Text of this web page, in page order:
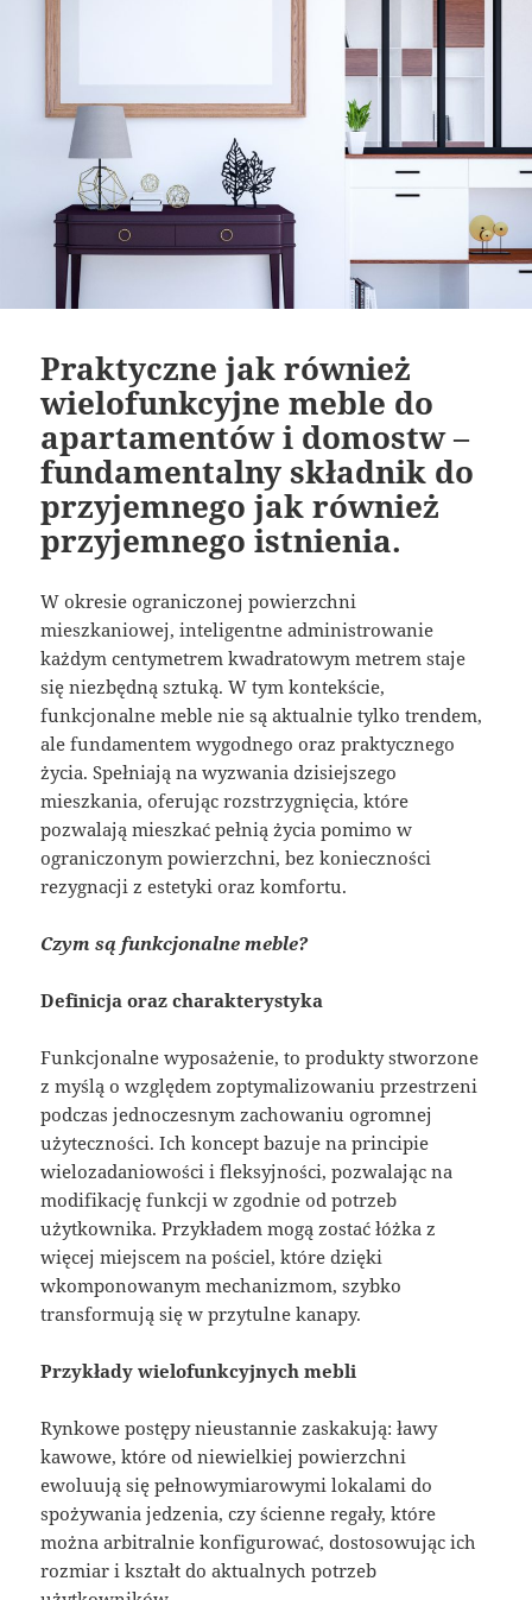
Praktyczne jak również
wielofunkcyjne meble do
apartamentów i domostw –
fundamentalny składnik do
przyjemnego jak również
przyjemnego istnienia.
W okresie ograniczonej powierzchni
mieszkaniowej, inteligentne administrowanie
każdym centymetrem kwadratowym metrem staje
się niezbędną sztuką. W tym kontekście,
funkcjonalne meble nie są aktualnie tylko trendem,
ale fundamentem wygodnego oraz praktycznego
życia. Spełniają na wyzwania dzisiejszego
mieszkania, oferując rozstrzygnięcia, które
pozwalają mieszkać pełnią życia pomimo w
ograniczonym powierzchni, bez konieczności
rezygnacji z estetyki oraz komfortu.
Czym są funkcjonalne meble?
Definicja oraz charakterystyka
Funkcjonalne wyposażenie, to produkty stworzone
z myślą o względem zoptymalizowaniu przestrzeni
podczas jednoczesnym zachowaniu ogromnej
użyteczności. Ich koncept bazuje na principie
wielozadaniowości i fleksyjności, pozwalając na
modifikację funkcji w zgodnie od potrzeb
użytkownika. Przykładem mogą zostać łóżka z
więcej miejscem na pościel, które dzięki
wkomponowanym mechanizmom, szybko
transformują się w przytulne kanapy.
Przykłady wielofunkcyjnych mebli
Rynkowe postępy nieustannie zaskakują: ławy
kawowe, które od niewielkiej powierzchni
ewoluują się pełnowymiarowymi lokalami do
spożywania jedzenia, czy ścienne regały, które
można arbitralnie konfigurować, dostosowując ich
rozmiar i kształt do aktualnych potrzeb